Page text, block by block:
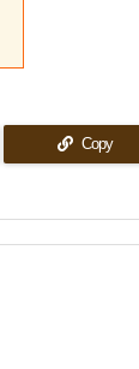
Copy